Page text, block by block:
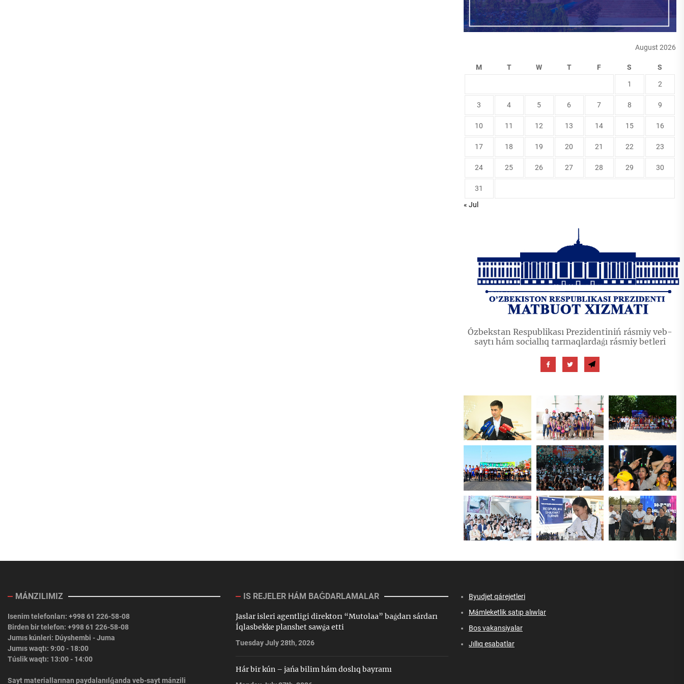
August 2026
M T W T F S S
1 2
3 4 5 6 7 8 9
10 11 12 13 14 15 16
17 18 19 20 21 22 23
24 25 26 27 28 29 30
31
« Jul
Ózbekstan Respublikası Prezidentiniń rásmiy veb-
saytı hám sociallıq tarmaqlardaǵı rásmiy betleri
MÁNZILIMIZ
Isenim telefonları: +998 61 226-58-08
Birden bir telefon: +998 61 226-58-08
Jumıs kúnleri: Dúyshembi - Juma
Jumıs waqtı: 9:00 - 18:00
Túslik waqtı: 13:00 - 14:00
Sayt materiallarınan paydalanılǵanda veb-sayt mánzili
IS REJELER HÁM BAǴDARLAMALAR
Jaslar isleri agentligi direktorı “Mutolaa” baǵdarı sárdarı
Íqlasbekke planshet sawǵa etti
Tuesday July 28th, 2026
Hár bir kún – jańa bilim hám doslıq bayramı
Byudjet qárejetleri
Mámleketlik satıp alıwlar
Bos vakansiyalar
Jıllıq esabatlar